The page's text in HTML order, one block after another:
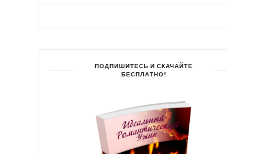
ПОДПИШИТЕСЬ И СКАЧАЙТЕ
БЕСПЛАТНО!